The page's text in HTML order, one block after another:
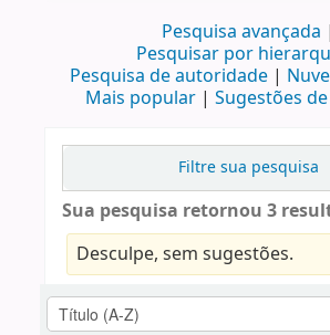
Pesquisa avançada
Pesquisar por
Pesquisa de autoridade
Mais popular
Sugestões
Filtre sua pesquisa
Sua pesquisa retornou 3
Desculpe, sem sugestões.